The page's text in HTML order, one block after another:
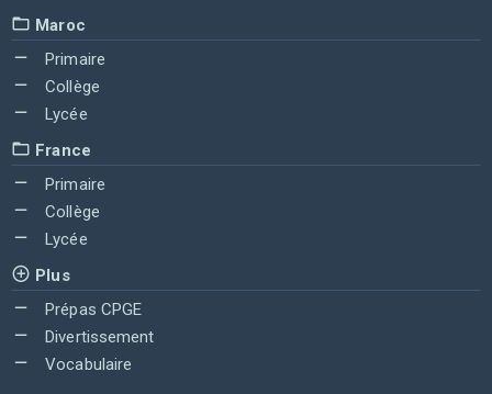
Maroc
Primaire
Collège
Lycée
France
Primaire
Collège
Lycée
Plus
Prépas CPGE
Divertissement
Vocabulaire